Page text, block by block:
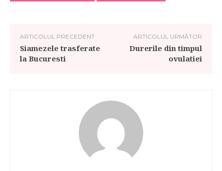
ARTICOLUL PRECEDENT
Siamezele trasferate
la Bucuresti
ARTICOLUL URMĂTOR
Durerile din timpul
ovulatiei